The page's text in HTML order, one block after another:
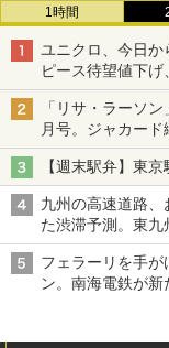
1時間
ユニクロ、今日
ピース待望値下
「リサ・ラーソ
月号。ジャカー
【週末駅弁】東
九州の高速道路
た渋滞予測。東
フェラーリを手
ン。南海電鉄が